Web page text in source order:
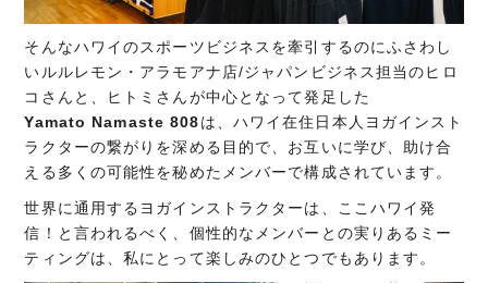
そんなハワイのスポーツビジネスを牽引するのにふさわし
いルルレモン・アラモアナ店/ジャパンビジネス担当のヒロ
コさんと、ヒトミさんが中心となって発足した
Yamato Namaste 808は、ハワイ在住日本人ヨガインスト
ラクターの繋がりを深める目的で、お互いに学び、助け合
える多くの可能性を秘めたメンバーで構成されています。
世界に通用するヨガインストラクターは、ここハワイ発
信！と言われるべく、個性的なメンバーとの実りあるミー
ティングは、私にとって楽しみのひとつでもあります。